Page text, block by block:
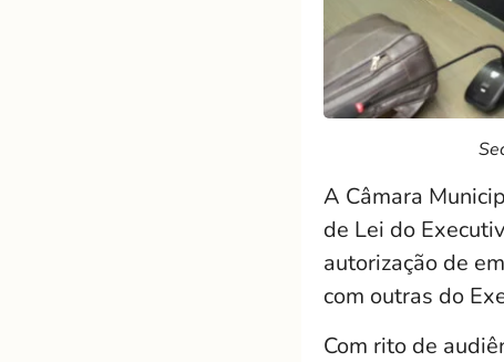
A Câmara
de Lei do
autorização de
com outras do
Com rito de